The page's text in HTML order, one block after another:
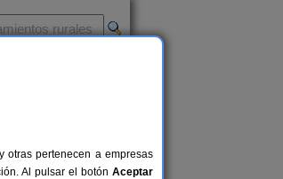
otras pertenecen a empresas
Al pulsar el botón Aceptar